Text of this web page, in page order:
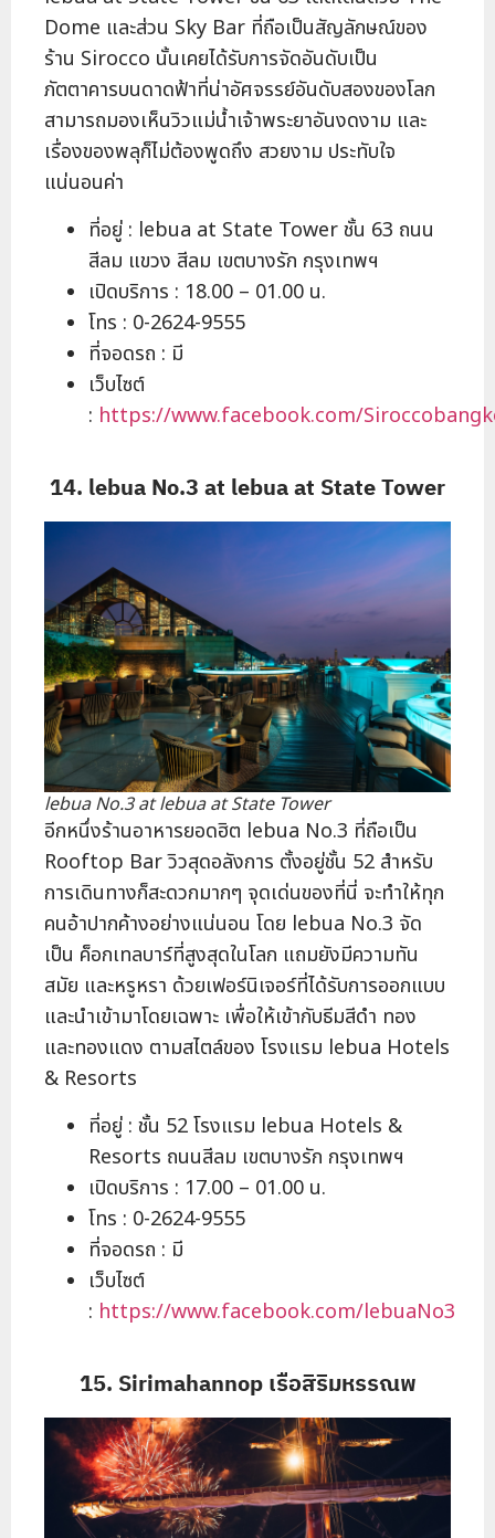
Dome และส่วน Sky Bar ที่ถือเป็นสัญลักษณ์ของ
ร้าน Sirocco นั้นเคยได้รับการจัดอันดับเป็น
ภัตตาคารบนดาดฟ้าที่น่าอัศจรรย์อันดับสองของโลก
สามารถมองเห็นวิวแม่น้ำเจ้าพระยาอันงดงาม และ
เรื่องของพลุก็ไม่ต้องพูดถึง สวยงาม ประทับใจ
แน่นอนค่า
ที่อยู่ : lebua at State Tower ชั้น 63 ถนน
สีลม แขวง สีลม เขตบางรัก กรุงเทพฯ
เปิดบริการ : 18.00 – 01.00 น.
โทร : 0-2624-9555
ที่จอดรถ : มี
เว็บไซต์
: https://www.facebook.com/
14. lebua No.3 at lebua at State Tower
lebua No.3 at lebua at State Tower
อีกหนึ่งร้านอาหารยอดฮิต lebua No.3 ที่ถือเป็น
Rooftop Bar วิวสุดอลังการ ตั้งอยู่ชั้น 52 สำหรับ
การเดินทางก็สะดวกมากๆ จุดเด่นของที่นี่ จะทำให้ทุก
คนอ้าปากค้างอย่างแน่นอน โดย lebua No.3 จัด
เป็น ค็อกเทลบาร์ที่สูงสุดในโลก แถมยังมีความทัน
สมัย และหรูหรา ด้วยเฟอร์นิเจอร์ที่ได้รับการออกแบบ
และนำเข้ามาโดยเฉพาะ เพื่อให้เข้ากับธีมสีดำ ทอง
และทองแดง ตามสไตล์ของ โรงแรม lebua Hotels
& Resorts
ที่อยู่ : ชั้น 52 โรงแรม lebua Hotels &
Resorts ถนนสีลม เขตบางรัก กรุงเทพฯ
เปิดบริการ : 17.00 – 01.00 น.
โทร : 0-2624-9555
ที่จอดรถ : มี
เว็บไซต์
: https://www.facebook.com/lebuaNo3
15. Sirimahannop เรือสิริมหรรณพ